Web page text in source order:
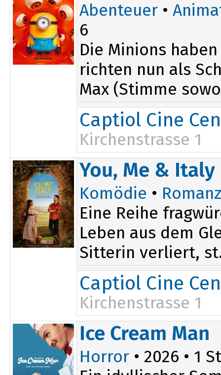
Abenteuer •
6
Die Minions
richten nun als
Max (Stimme
Captiol Cine
Kirchenstrasse 1
13:50
15:50
You, Me & Italy
Komödie •
Eine Reihe
Leben aus dem
Sitterin verliert,
Captiol Cine
Kirchenstrasse 1
15:50 20:00
Ice Cream Man
Horror • 2026 • 1